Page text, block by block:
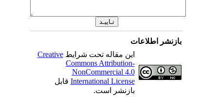
بازنشر اطلاعات
این مقاله تحت شرایطCreative
Commons Attribution-
NonCommercial 4.0
International Licenseقابل
بازنشر است.